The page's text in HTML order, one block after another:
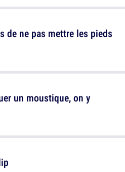
de ne pas mettre les pieds
un moustique, on y